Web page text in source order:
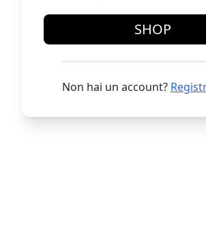
SHOP
Non hai un account?